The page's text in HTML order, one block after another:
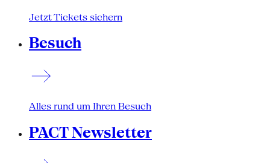
Jetzt Tickets sichern
Besuch
Alles rund um Ihren Besuch
PACT Newsletter